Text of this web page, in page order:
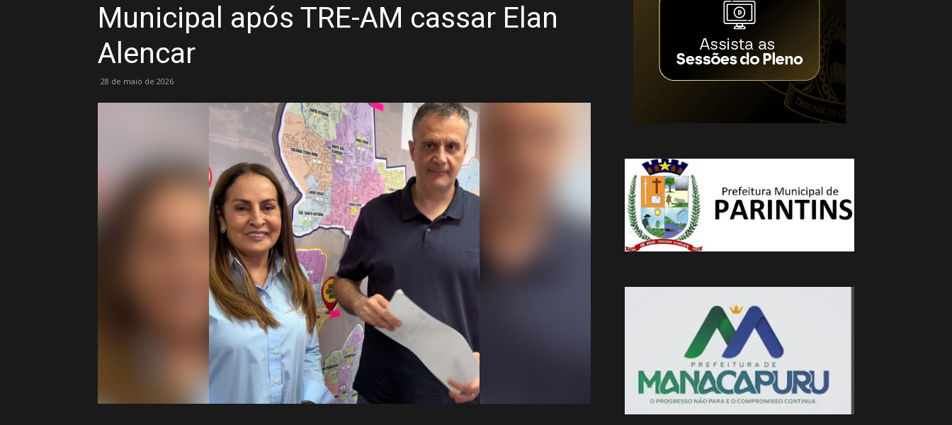
Municipal após TRE-AM cassar Elan
Alencar
28 de maio de 2026